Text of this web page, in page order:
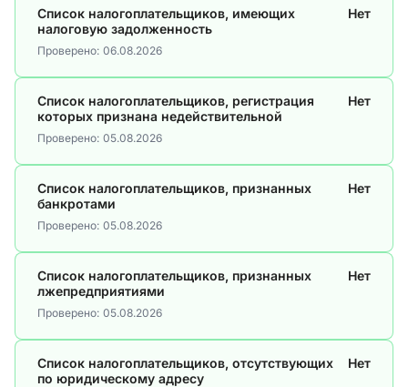
Список налогоплательщиков, имеющих
налоговую задолженность
Нет
Проверено: 06.08.2026
Список налогоплательщиков, регистрация
которых признана недействительной
Нет
Проверено: 05.08.2026
Список налогоплательщиков, признанных
банкротами
Нет
Проверено: 05.08.2026
Список налогоплательщиков, признанных
лжепредприятиями
Нет
Проверено: 05.08.2026
Список налогоплательщиков, отсутствующих
по юридическому адресу
Нет